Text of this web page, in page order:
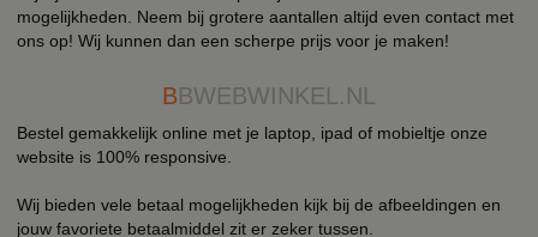
mogelijkheden. Neem bij grotere aantallen altijd even contact met
ons op! Wij kunnen dan een scherpe prijs voor je maken!
BBWEBWINKEL.NL
Bestel gemakkelijk online met je laptop, ipad of mobieltje onze
website is 100% responsive.
Wij bieden vele betaal mogelijkheden kijk bij de afbeeldingen en
jouw favoriete betaalmiddel zit er zeker tussen.